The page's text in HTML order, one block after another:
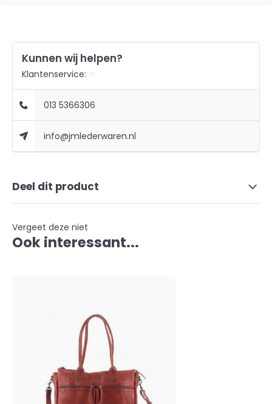
Kunnen wij helpen?
Klantenservice:
013 5366306
info@jmlederwaren.nl
Deel dit product
Vergeet deze niet
Ook interessant...